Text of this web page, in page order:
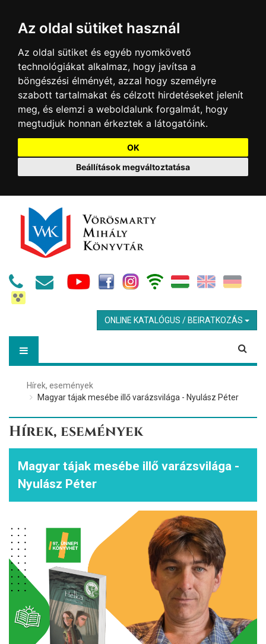
Az oldal sütiket használ
Az oldal sütiket és egyéb nyomkövető
technológiákat alkalmaz, hogy javítsa a
böngészési élményét, azzal hogy személyre
szabott tartalmakat és célzott hirdetéseket jelenít
meg, és elemzi a weboldalunk forgalmát, hogy
megtudjuk honnan érkeztek a látogatóink.
OK
Beállítások megváltoztatása
ONLINE KATALÓGUS / BEIRATKOZÁS
Hírek, események
Magyar tájak mesébe illő varázsvilága - Nyulász Péter
Hírek, események
Magyar tájak mesébe illő varázsvilága -
Nyulász Péter